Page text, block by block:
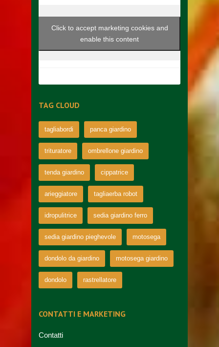
Click to accept marketing cookies and
enable this content
TAG CLOUD
tagliabordi panca giardino
trituratore ombrellone giardino
tenda giardino cippatrice
arieggiatore tagliaerba robot
idropulitrice sedia giardino ferro
sedia giardino pieghevole motosega
dondolo da giardino motosega giardino
dondolo rastrellatore
CONTATTI E MARKETING
Contatti